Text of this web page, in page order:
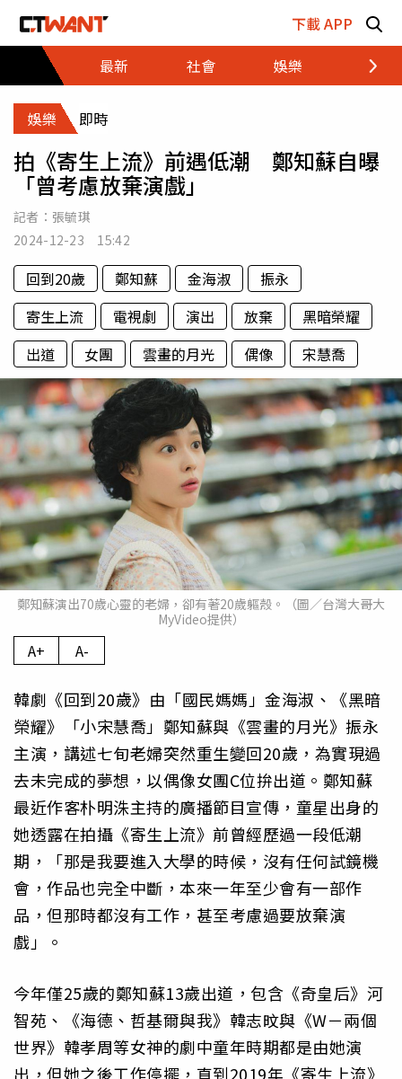
下載 APP
最新
社會 娛樂 財經
娛樂 即時
拍《寄生上流》前遇低潮 鄭知蘇自曝
「曾考慮放棄演戲」
記者： 張毓琪
2024-12-23 15:42
回到20歲 鄭知蘇 金海淑
振永
寄生上流
電視劇 演出 放棄
黑暗榮耀
出道
女團 雲畫的月光 偶像 宋慧喬
鄭知蘇演出70歲心靈的老婦，卻有著20歲軀殼。（圖／台灣大哥大
MyVideo提供）
A+ A-
韓劇《回到20歲》由「國民媽媽」金海淑、《黑暗
榮耀》「小宋慧喬」鄭知蘇與《雲畫的月光》振永
主演，講述七旬老婦突然重生變回20歲，為實現過
去未完成的夢想，以偶像女團C位拚出道。鄭知蘇
最近作客朴明洙主持的廣播節目宣傳，童星出身的
她透露在拍攝《寄生上流》前曾經歷過一段低潮
期，「那是我要進入大學的時候，沒有任何試鏡機
會，作品也完全中斷，本來一年至少會有一部作
品，但那時都沒有工作，甚至考慮過要放棄演
戲」。
今年僅25歲的鄭知蘇13歲出道，包含《奇皇后》河
智苑、《海德、哲基爾與我》韓志旼與《W－兩個
世界》韓孝周等女神的劇中童年時期都是由她演
出，但她之後工作停擺，直到2019年《寄生上流》